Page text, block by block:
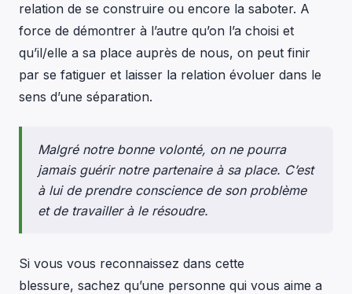
relation de se construire ou encore la saboter. A
force de démontrer à l’autre qu’on l’a choisi et
qu’il/elle a sa place auprès de nous, on peut finir
par se fatiguer et laisser la relation évoluer dans le
sens d’une séparation.
Malgré notre bonne volonté, on ne pourra
jamais guérir notre partenaire à sa place. C’est
à lui de prendre conscience de son problème
et de travailler à le résoudre.
Si vous vous reconnaissez dans cette
blessure, sachez qu’une personne qui vous aime a